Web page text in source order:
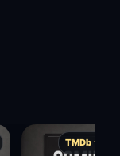
TMDb ★